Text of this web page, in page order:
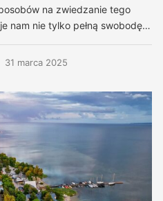
na zwiedzanie tego
nam nie tylko pełną swobodę…
31 marca 2025